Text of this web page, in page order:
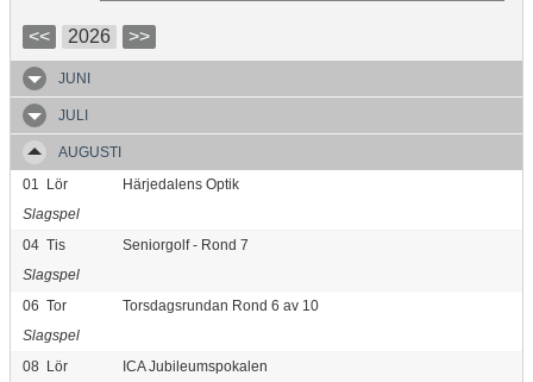
<< 2026 >>
JUNI
JULI
AUGUSTI
01
Lör
Härjedalens Optik
Slagspel
04 Tis
Seniorgolf - Rond 7
Slagspel
06 Tor
Torsdagsrundan Rond 6 av 10
Slagspel
08 Lör
ICA Jubileumspokalen